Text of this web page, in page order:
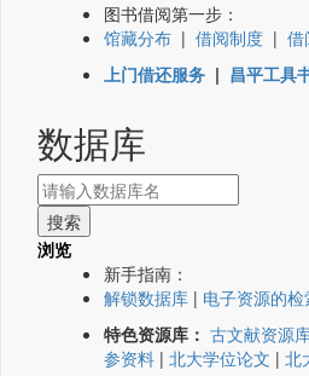
图书借阅第一步：
馆藏分布 | 借阅制度 | 借
上门借还服务 | 昌平工具
数据库
浏览
新手指南：
解锁数据库 | 电子资源的
特色资源库： 古文献资源
参资料 | 北大学位论文 | 北